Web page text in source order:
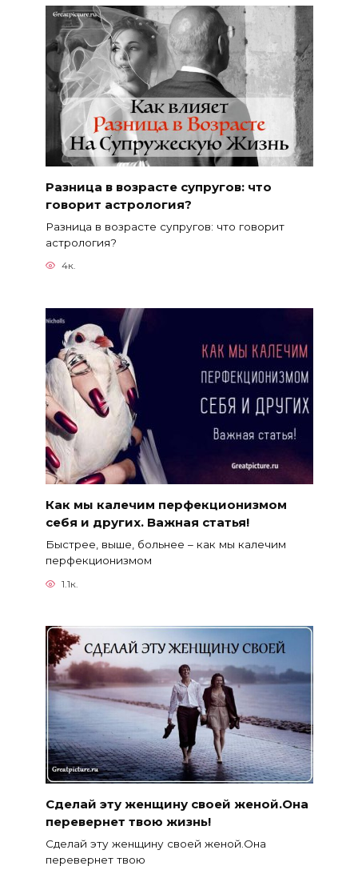
Разница в возрасте супругов: что
говорит астрология?
Разница в возрасте супругов: что говорит
астрология?
4к.
Как мы калечим перфекционизмом
себя и других. Важная статья!
Быстрее, выше, больнее – как мы калечим
перфекционизмом
1.1к.
Сделай эту женщину своей женой.Она
перевернет твою жизнь!
Сделай эту женщину своей женой.Она
перевернет твою